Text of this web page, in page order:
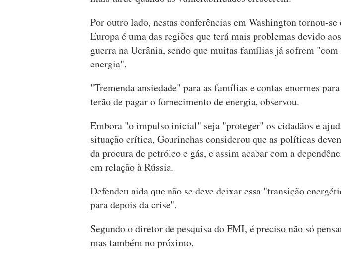
Por outro lado, nestas conferências em Washington tornou-se
Europa é uma das regiões que terá mais problemas devido
guerra na Ucrânia, sendo que muitas famílias já sofrem "com
energia".
"Tremenda ansiedade" para as famílias e contas enormes
terão de pagar o fornecimento de energia, observou.
Embora "o impulso inicial" seja "proteger" os cidadãos e
situação crítica, Gourinchas considerou que as políticas
da procura de petróleo e gás, e assim acabar com a
em relação à Rússia.
Defendeu aida que não se deve deixar essa "transição
para depois da crise".
Segundo o diretor de pesquisa do FMI, é preciso não só
mas também no próximo.